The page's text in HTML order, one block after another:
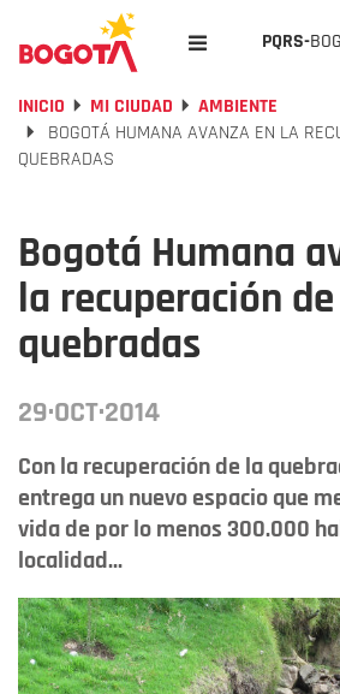
PQRS-
INICIO MI CIUDAD
AMBIENTE
BOGOTÁ HUMANA AVANZA EN LA
QUEBRADAS
Bogotá Humana
la recuperación
quebradas
29·OCT·2014
Con la recuperación de la
entrega un nuevo espacio que
vida de por lo menos 300.000
localidad...